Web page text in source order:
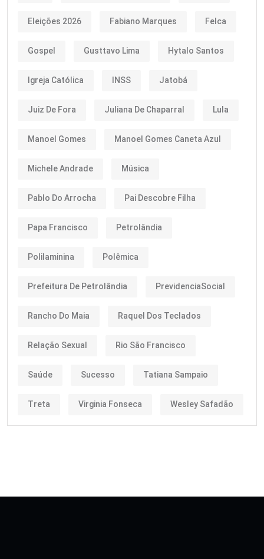
Eleições 2026 Fabiano Marques Felca
Gospel Gusttavo Lima Hytalo Santos
Igreja Católica INSS Jatobá
Juiz De Fora Juliana De Chaparral Lula
Manoel Gomes Manoel Gomes Caneta Azul
Michele Andrade Música
Pablo Do Arrocha Pai Descobre Filha
Papa Francisco Petrolândia
Polilaminina Polêmica
Prefeitura De Petrolândia PrevidenciaSocial
Rancho Do Maia Raquel Dos Teclados
Relação Sexual Rio São Francisco
Saúde Sucesso Tatiana Sampaio
Treta Virginia Fonseca Wesley Safadão